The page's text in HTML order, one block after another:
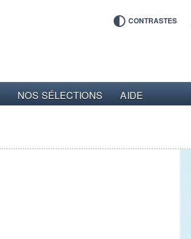
CONTRASTES
NOS SÉLECTIONS AIDE